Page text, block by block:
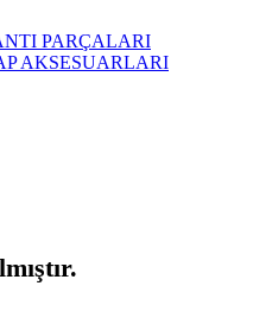
PARÇALARI
AKSESUARLARI